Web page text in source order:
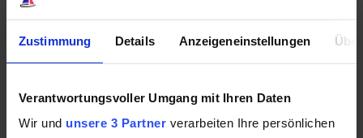
Zustimmung Details Anzeigeneinstellungen
Verantwortungsvoller Umgang mit Ihren Daten
Wir und unsere 3 Partner verarbeiten Ihre persönlichen